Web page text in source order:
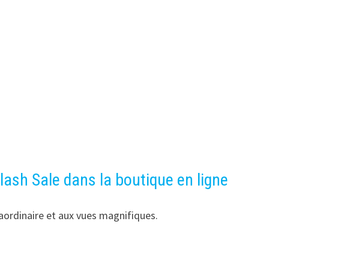
Sale dans la boutique en ligne
et aux vues magnifiques.